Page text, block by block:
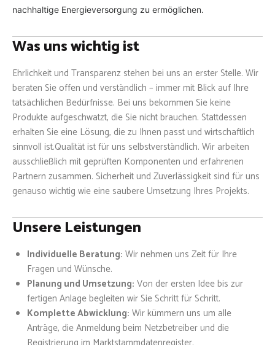
nachhaltige Energieversorgung zu ermöglichen.
Was uns wichtig ist
Ehrlichkeit und Transparenz stehen bei uns an erster Stelle. Wir
beraten Sie offen und verständlich – immer mit Blick auf Ihre
tatsächlichen Bedürfnisse. Bei uns bekommen Sie keine
Produkte aufgeschwatzt, die Sie nicht brauchen. Stattdessen
erhalten Sie eine Lösung, die zu Ihnen passt und wirtschaftlich
sinnvoll ist.Qualität ist für uns selbstverständlich. Wir arbeiten
ausschließlich mit geprüften Komponenten und erfahrenen
Partnern zusammen. Sicherheit und Zuverlässigkeit sind für uns
genauso wichtig wie eine saubere Umsetzung Ihres Projekts.
Unsere Leistungen
Individuelle Beratung: Wir nehmen uns Zeit für Ihre
Fragen und Wünsche.
Planung und Umsetzung: Von der ersten Idee bis zur
fertigen Anlage begleiten wir Sie Schritt für Schritt.
Komplette Abwicklung: Wir kümmern uns um alle
Anträge, die Anmeldung beim Netzbetreiber und die